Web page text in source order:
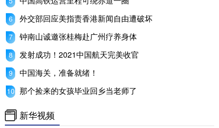
外交部回应美指责香港新闻自由遭破坏
钟南山诚邀张桂梅赴广州疗养身体
发射成功！2021中国航天完美收官
中国海关，准备就绪！
那个捡来的女孩毕业回乡当老师了
新华视频